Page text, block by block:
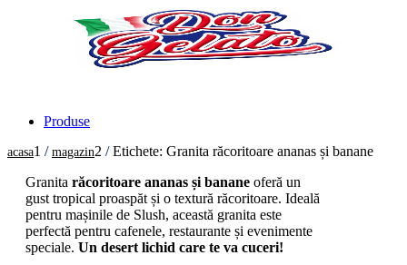
Produse
acasa1 / magazin2 / Etichete: Granita răcoritoare ananas și banane
Granita răcoritoare ananas și banane oferă un
gust tropical proaspăt și o textură răcoritoare. Ideală
pentru mașinile de Slush, această granita este
perfectă pentru cafenele, restaurante și evenimente
speciale. Un desert lichid care te va cuceri!